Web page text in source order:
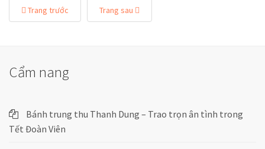
Trang trước Trang sau
Cẩm nang
Bánh trung thu Thanh Dung – Trao trọn ân tình trong
Tết Đoàn Viên